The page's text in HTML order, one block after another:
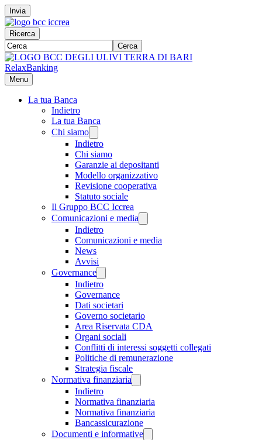
Invia
Ricerca
Cerca
RelaxBanking
Menu
La tua Banca
Indietro
La tua Banca
Chi siamo
Indietro
Chi siamo
Garanzie ai depositanti
Modello organizzativo
Revisione cooperativa
Statuto sociale
Il Gruppo BCC Iccrea
Comunicazioni e media
Indietro
Comunicazioni e media
News
Avvisi
Governance
Indietro
Governance
Dati societari
Governo societario
Area Riservata CDA
Organi sociali
Conflitti di interessi soggetti collegati
Politiche di remunerazione
Strategia fiscale
Normativa finanziaria
Indietro
Normativa finanziaria
Normativa finanziaria
Bancassicurazione
Documenti e informative